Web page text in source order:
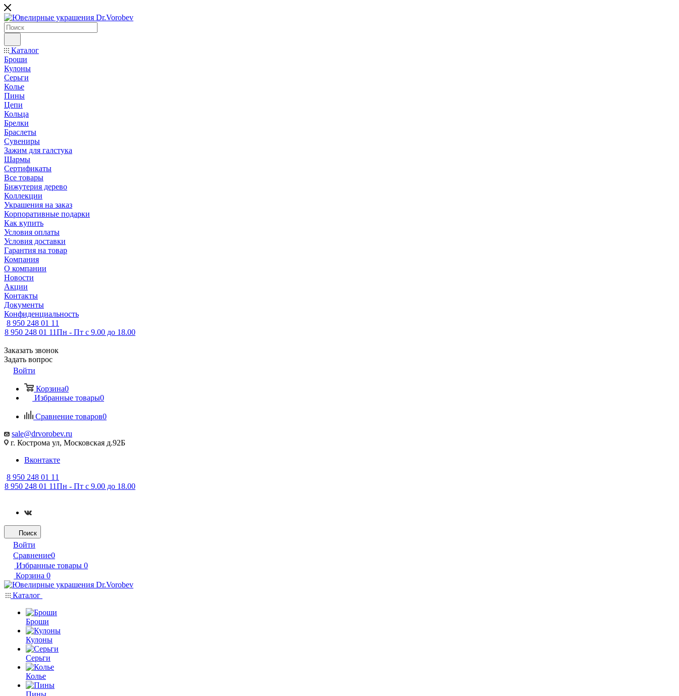
Каталог
Броши
Кулоны
Серьги
Колье
Пины
Цепи
Кольца
Брелки
Браслеты
Сувениры
Зажим для галстука
Шармы
Сертификаты
Все товары
Бижутерия дерево
Коллекции
Украшения на заказ
Корпоративные подарки
Как купить
Условия оплаты
Условия доставки
Гарантия на товар
Компания
О компании
Новости
Акции
Контакты
Документы
Конфиденциальность
8 950 248 01 11
8 950 248 01 11Пн - Пт с 9.00 до 18.00
Заказать звонок
Задать вопрос
Войти
Корзина0
Избранные товары0
Сравнение товаров0
sale@drvorobev.ru
г. Кострома ул, Московская д.92Б
Вконтакте
8 950 248 01 11
8 950 248 01 11Пн - Пт с 9.00 до 18.00
Поиск
Войти
Сравнение0
Избранные товары 0
Корзина 0
Каталог
Броши
Кулоны
Серьги
Колье
Пины